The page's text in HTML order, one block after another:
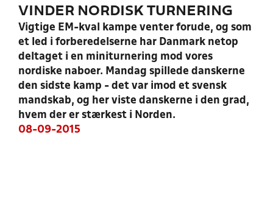
VINDER NORDISK TURNERING
Vigtige EM-kval kampe venter forude, og som
et led i forberedelserne har Danmark netop
deltaget i en miniturnering mod vores
nordiske naboer. Mandag spillede danskerne
den sidste kamp - det var imod et svensk
mandskab, og her viste danskerne i den grad,
hvem der er stærkest i Norden.
08-09-2015